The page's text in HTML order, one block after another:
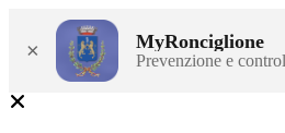
× MyRonciglione
Prevenzione e